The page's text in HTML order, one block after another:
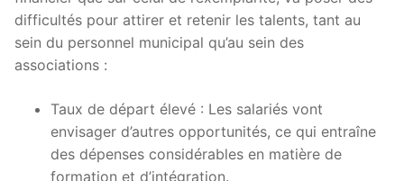
difficultés pour attirer et retenir les talents, tant au
sein du personnel municipal qu’au sein des
associations :
Taux de départ élevé : Les salariés vont
envisager d’autres opportunités, ce qui entraîne
des dépenses considérables en matière de
formation et d’intégration.